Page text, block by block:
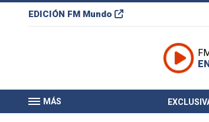
EDICIÓN FM Mundo
MÁS